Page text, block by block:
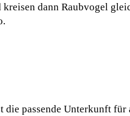
dann Raubvogel
passende Unterkunft